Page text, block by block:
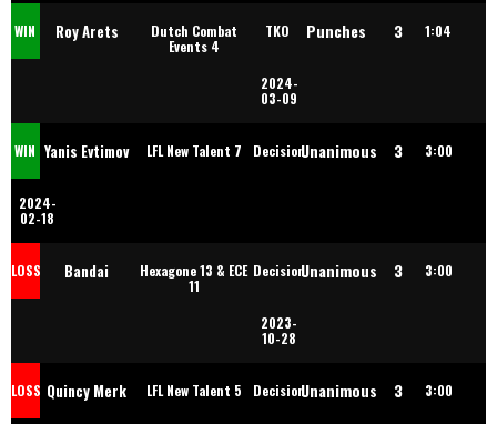
WIN Roy Arets
Dutch Combat
Events 4
TKO Punches 3 1:04
2024-
03-09
WIN Yanis Evtimov LFL New Talent 7 DecisionUnanimous 3 3:00
2024-
02-18
LOSS Bandai
Hexagone 13 & ECE
11
DecisionUnanimous 3 3:00
2023-
10-28
LOSS Quincy Merk LFL New Talent 5 DecisionUnanimous 3 3:00